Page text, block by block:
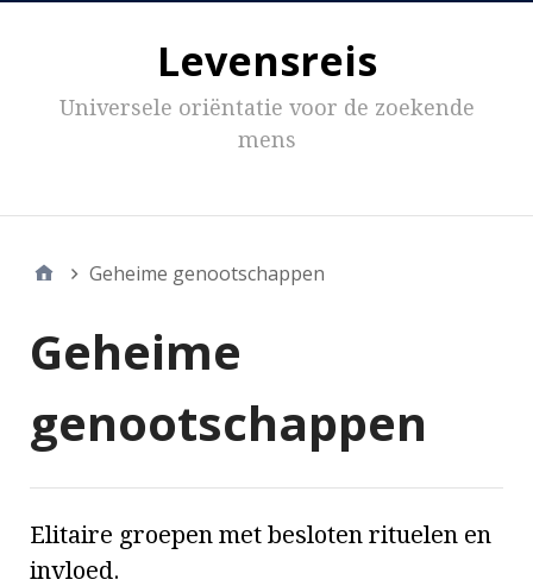
Levensreis
Universele oriëntatie voor de zoekende
mens
Geheime genootschappen
Geheime
genootschappen
Elitaire groepen met besloten rituelen en
invloed.